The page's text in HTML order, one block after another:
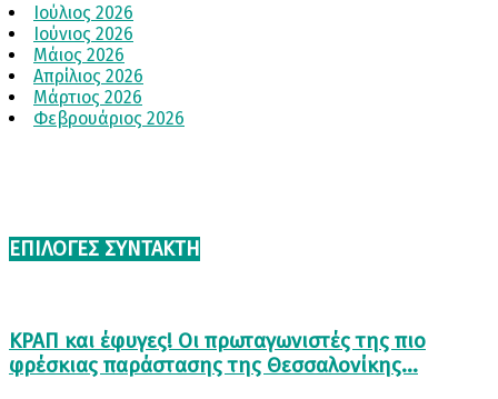
Ιούλιος 2026
Ιούνιος 2026
Μάιος 2026
Απρίλιος 2026
Μάρτιος 2026
Φεβρουάριος 2026
ΕΠΙΛΟΓΈΣ ΣΥΝΤΆΚΤΗ
ΚΡΑΠ και έφυγες! Οι πρωταγωνιστές της πιο
φρέσκιας παράστασης της Θεσσαλονίκης...